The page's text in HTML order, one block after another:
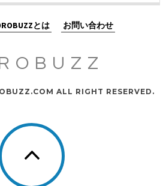
とは お問い合わせ
ALL RIGHT RESERVED.